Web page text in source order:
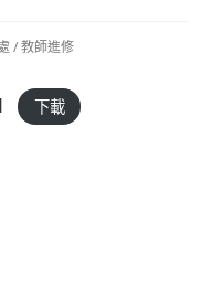
/ 教師進修
下載